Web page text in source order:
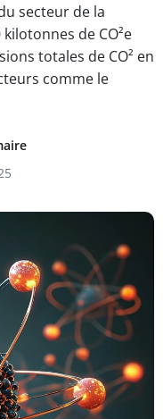
secteur de la
de CO²e
totales de CO² en
comme le